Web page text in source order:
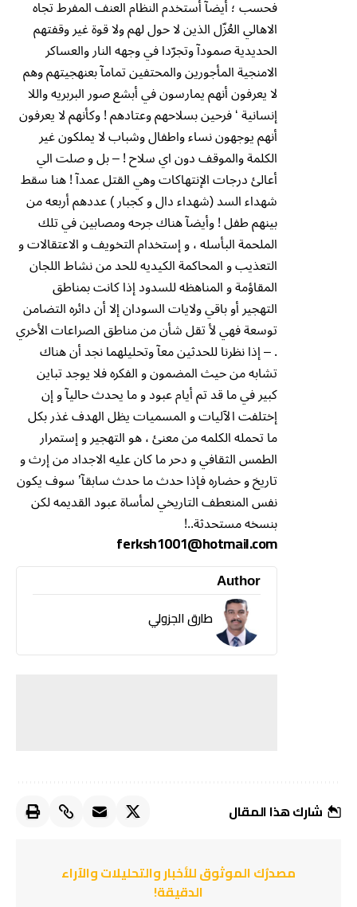
فحسب ؛ أيضآ أستخدم النظام العنف المفرط تجاه
الاهالي العُزّل الذين لا حول لهم ولا قوة غير وقفتهم
الحديدية صمودآ وتجرّدا في وجهه النار والعساكر
الامنجية المأجورين والمحتفين تمامآ بعنهجيتهم وهم
لا يعرفون أنهم يمارسون في أبشع صور البربريه واللا
إنسانية ‘ فرحين بسلاحهم وعتادهم ! وكأنهم لا يعرفون
أنهم يوجهون نساء واطفال وشباب لا يملكون غير
الكلمة والموقف دون اي سلاح ! – بل و صلت الي
أعالئ درجات الإنتهاكات وهي القتل عمدآ ! هنا سقط
شهداء السد (شهداء دال و كجبار ) عددهم أربعه من
بينهم طفل ! وأيضآ هناك جرحه ومصابين في تلك
الملحمة البأسله ، و إستخدام التخويف و الاعتقالات و
التعذيب و المحاكمة الكيديه للحد من نشاط اللجان
المقاؤمة و المناهظه للسدود إذا كانت بمناطق
التهجير أو باقي ولايات السودان إلا أن دائره التضامن
توسعة فهي ﻷ تقل شأن من مناطق الصراعات الأخري
. – إذا نظرنا للحدثين معآ وتحليلهما نجد أن هناك
تشابه من حيث المضمون و الفكره فلا يوجد تباين
كبير في ما قد تم أيام عبود و ما يحدث حاليآ و إن
إختلفت الآليات و المسميات يظل الهدف غذر بكل
ما تحمله الكلمه من معنئ ، هو التهجير و إستمرار
الطمس الثقافي و دحر ما كان عليه الاجداد من إرث و
تاريخ و حضاره فإذا حدث ما حدث سابقآ’ سوف يكون
نفس المنعطف التاريخي لمأساة عبود القديمه لكن
بنسخه مستحدثة..!
ferksh1001@hotmail.com
Author
طارق الجزولي
شارك هذا المقال
مصدرُك الموثوق للأخبار والتحليلات والآراء
الدقيقة!